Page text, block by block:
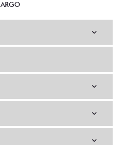
ARGO